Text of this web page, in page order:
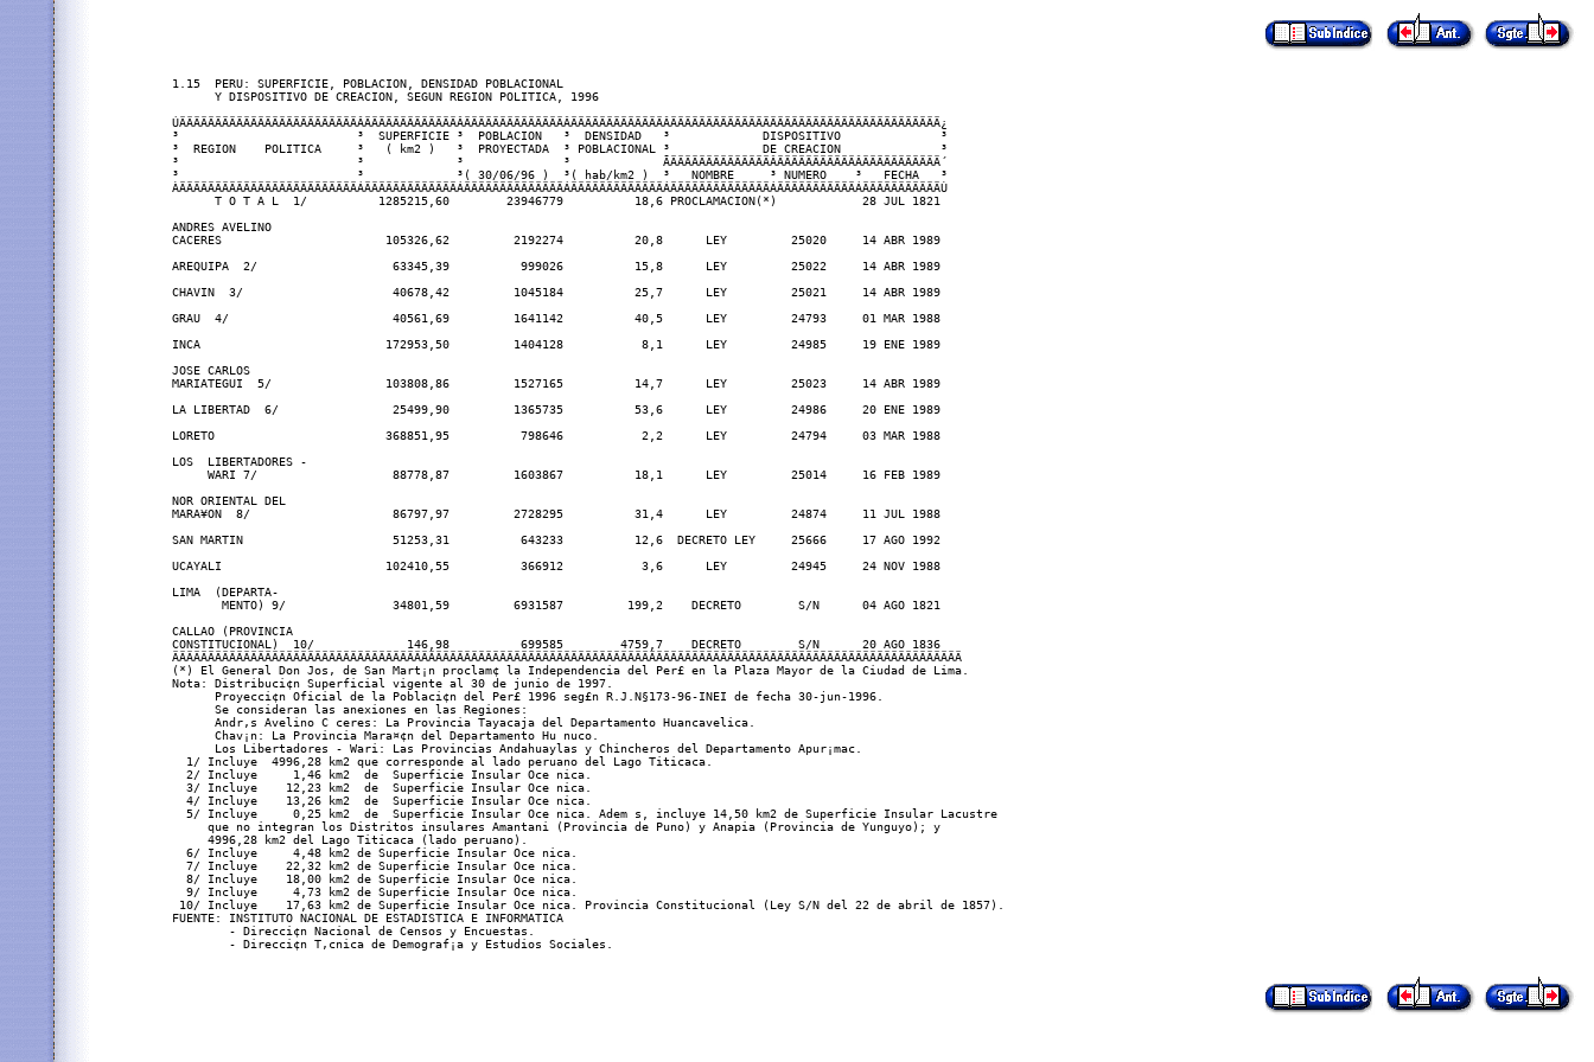
1.15  PERU: SUPERFICIE, POBLACION, DENSIDAD POBLACIONAL
      Y DISPOSITIVO DE CREACION, SEGUN REGION POLITICA, 1996
ÚÄÄÄÄÄÄÄÄÄÄÄÄÄÄÄÄÄÄÄÄÄÄÄÄÄÂÄÄÄÄÄÄÄÄÄÄÄÄÄÂÄÄÄÄÄÄÄÄÄÄÄÄÄÄÂÄÄÄÄÄÄÄÄÄÄÄÄÄÂÄÄÄÄÄÄÄÄÄÄÄÄÄÄÄÄÄÄÄÄÄÄÄÄÄÄÄÄÄÄÄÄÄÄÄÄÄÄ¿
³                         ³  SUPERFICIE ³  POBLACION   ³  DENSIDAD   ³             DISPOSITIVO              ³
³  REGION    POLITICA     ³   ( km2 )   ³  PROYECTADA  ³ POBLACIONAL ³             DE CREACION              ³
³                         ³             ³              ³             ÃÄÄÄÄÄÄÄÄÄÄÄÄÄÄÂÄÄÄÄÄÄÄÄÄÄÄÂÄÄÄÄÄÄÄÄÄÄÄ´
³                         ³             ³( 30/06/96 )  ³( hab/km2 )  ³   NOMBRE     ³ NUMERO    ³   FECHA   ³
ÀÄÄÄÄÄÄÄÄÄÄÄÄÄÄÄÄÄÄÄÄÄÄÄÄÄÁÄÄÄÄÄÄÄÄÄÄÄÄÄÁÄÄÄÄÄÄÄÄÄÄÄÄÄÄÁÄÄÄÄÄÄÄÄÄÄÄÄÄÁÄÄÄÄÄÄÄÄÄÄÄÄÄÄÁÄÄÄÄÄÄÄÄÄÄÄÁÄÄÄÄÄÄÄÄÄÄÄÙ
      T O T A L  1/          1285215,60        23946779          18,6 PROCLAMACION(*)            28 JUL 1821
ANDRES AVELINO
CACERES                       105326,62         2192274          20,8      LEY         25020     14 ABR 1989
AREQUIPA  2/                   63345,39          999026          15,8      LEY         25022     14 ABR 1989
CHAVIN  3/                     40678,42         1045184          25,7      LEY         25021     14 ABR 1989
GRAU  4/                       40561,69         1641142          40,5      LEY         24793     01 MAR 1988
INCA                          172953,50         1404128           8,1      LEY         24985     19 ENE 1989
JOSE CARLOS
MARIATEGUI  5/                103808,86         1527165          14,7      LEY         25023     14 ABR 1989
LA LIBERTAD  6/                25499,90         1365735          53,6      LEY         24986     20 ENE 1989
LORETO                        368851,95          798646           2,2      LEY         24794     03 MAR 1988
LOS  LIBERTADORES -
     WARI 7/                   88778,87         1603867          18,1      LEY         25014     16 FEB 1989
NOR ORIENTAL DEL
MARA¥ON  8/                    86797,97         2728295          31,4      LEY         24874     11 JUL 1988
SAN MARTIN                     51253,31          643233          12,6  DECRETO LEY     25666     17 AGO 1992
UCAYALI                       102410,55          366912           3,6      LEY         24945     24 NOV 1988
LIMA  (DEPARTA-
       MENTO) 9/               34801,59         6931587         199,2    DECRETO        S/N      04 AGO 1821
CALLAO (PROVINCIA
CONSTITUCIONAL)  10/             146,98          699585        4759,7    DECRETO        S/N      20 AGO 1836
ÄÄÄÄÄÄÄÄÄÄÄÄÄÄÄÄÄÄÄÄÄÄÄÄÄÄÄÄÄÄÄÄÄÄÄÄÄÄÄÄÄÄÄÄÄÄÄÄÄÄÄÄÄÄÄÄÄÄÄÄÄÄÄÄÄÄÄÄÄÄÄÄÄÄÄÄÄÄÄÄÄÄÄÄÄÄÄÄÄÄÄÄÄÄÄÄÄÄÄÄÄÄÄÄÄÄÄÄÄÄÄ
(*) El General Don Jos‚ de San Mart¡n proclam¢ la Independencia del Per£ en la Plaza Mayor de la Ciudad de Lima.
Nota: Distribuci¢n Superficial vigente al 30 de junio de 1997.
      Proyecci¢n Oficial de la Poblaci¢n del Per£ 1996 seg£n R.J.N§173-96-INEI de fecha 30-jun-1996.
      Se consideran las anexiones en las Regiones:
      Andr‚s Avelino C ceres: La Provincia Tayacaja del Departamento Huancavelica.
      Chav¡n: La Provincia Mara¤¢n del Departamento Hu nuco.
      Los Libertadores - Wari: Las Provincias Andahuaylas y Chincheros del Departamento Apur¡mac.
  1/ Incluye  4996,28 km2 que corresponde al lado peruano del Lago Titicaca.
  2/ Incluye     1,46 km2  de  Superficie Insular Oce nica.
  3/ Incluye    12,23 km2  de  Superficie Insular Oce nica.
  4/ Incluye    13,26 km2  de  Superficie Insular Oce nica.
  5/ Incluye     0,25 km2  de  Superficie Insular Oce nica. Adem s, incluye 14,50 km2 de Superficie Insular Lacustre
     que no integran los Distritos insulares Amantani (Provincia de Puno) y Anapia (Provincia de Yunguyo); y
     4996,28 km2 del Lago Titicaca (lado peruano).
  6/ Incluye     4,48 km2 de Superficie Insular Oce nica.
  7/ Incluye    22,32 km2 de Superficie Insular Oce nica.
  8/ Incluye    18,00 km2 de Superficie Insular Oce nica.
  9/ Incluye     4,73 km2 de Superficie Insular Oce nica.
10/ Incluye    17,63 km2 de Superficie Insular Oce nica. Provincia Constitucional (Ley S/N del 22 de abril de 1857).
FUENTE: INSTITUTO NACIONAL DE ESTADISTICA E INFORMATICA
        - Direcci¢n Nacional de Censos y Encuestas.